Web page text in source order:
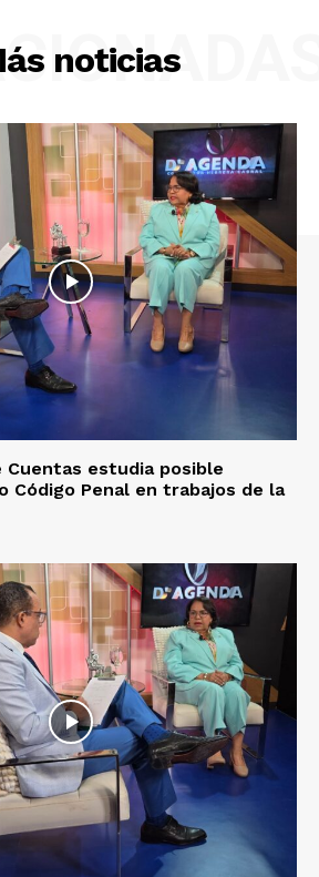
noticias
Cuentas estudia posible
Código Penal en trabajos de la